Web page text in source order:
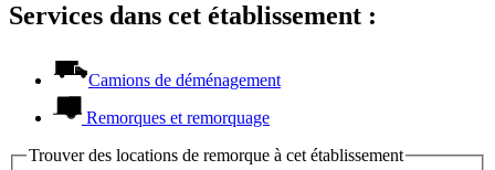
Services dans cet établissement :
Camions de déménagement
Remorques et remorquage
Trouver des locations de remorque à cet établissement